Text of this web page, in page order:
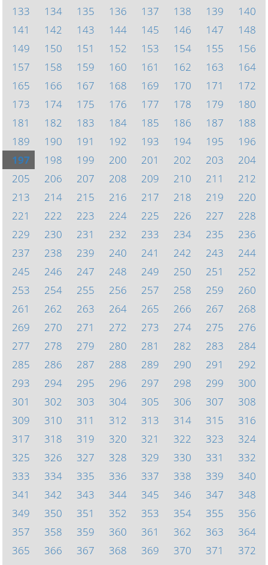
133
134 135 136 137 138 139
140
141
142 143 144 145 146 147
148
149
150 151 152 153 154 155
156
157
158 159 160 161 162 163
164
165
166 167 168 169 170 171
172
173
174 175 176 177 178 179
180
181
182 183 184 185 186 187
188
189
190 191 192 193 194 195
196
197
198 199 200 201 202 203
204
205
206 207 208 209 210 211
212
213
214 215 216 217 218 219
220
221
222 223 224 225 226 227
228
229
230 231 232 233 234 235
236
237
238 239 240 241 242 243
244
245
246 247 248 249 250 251
252
253
254 255 256 257 258 259
260
261
262 263 264 265 266 267
268
269
270 271 272 273 274 275
276
277
278 279 280 281 282 283
284
285
286 287 288 289 290 291
292
293
294 295 296 297 298 299
300
301
302 303 304 305 306 307
308
309
310 311 312 313 314 315
316
317
318 319 320 321 322 323
324
325
326 327 328 329 330 331
332
333
334 335 336 337 338 339
340
341
342 343 344 345 346 347
348
349
350 351 352 353 354 355
356
357
358 359 360 361 362 363
364
365
366 367 368 369 370 371
372